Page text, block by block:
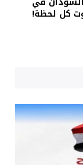
كل لحظة!